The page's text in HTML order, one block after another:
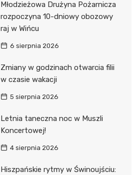
Młodzieżowa Drużyna Pożarnicza
rozpoczyna 10-dniowy obozowy
raj w Wińcu
6 sierpnia 2026
Zmiany w godzinach otwarcia filii
w czasie wakacji
5 sierpnia 2026
Letnia taneczna noc w Muszli
Koncertowej!
4 sierpnia 2026
Hiszpańskie rytmy w Świnoujściu: